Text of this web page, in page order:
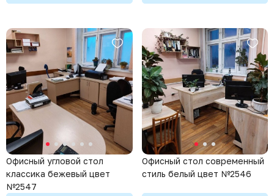
Офисный угловой стол
классика бежевый цвет
№2547
Офисный стол современный
стиль белый цвет №2546